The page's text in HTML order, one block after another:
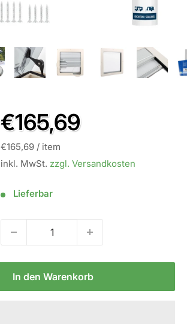
Sale
Preis
€165,69
€165,69 / item
inkl. MwSt. zzgl. Versandkosten
Lieferbar
In den Warenkorb